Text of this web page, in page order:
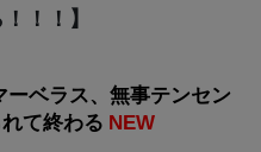
！！】
ーベラス、無事テンセン
れて終わる NEW